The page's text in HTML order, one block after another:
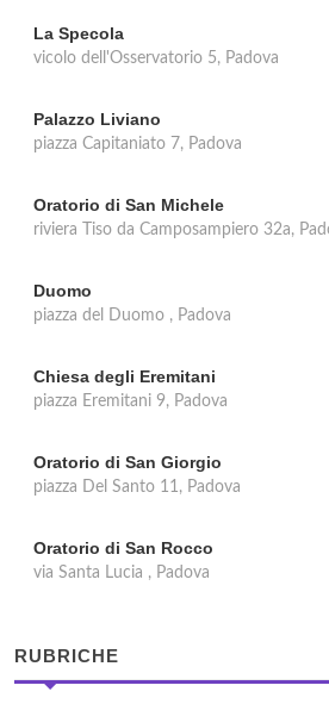
La Specola
vicolo dell'Osservatorio 5, Padova
Palazzo Liviano
piazza Capitaniato 7, Padova
Oratorio di San Michele
riviera Tiso da Camposampiero 32a,
Duomo
piazza del Duomo , Padova
Chiesa degli Eremitani
piazza Eremitani 9, Padova
Oratorio di San Giorgio
piazza Del Santo 11, Padova
Oratorio di San Rocco
via Santa Lucia , Padova
RUBRICHE